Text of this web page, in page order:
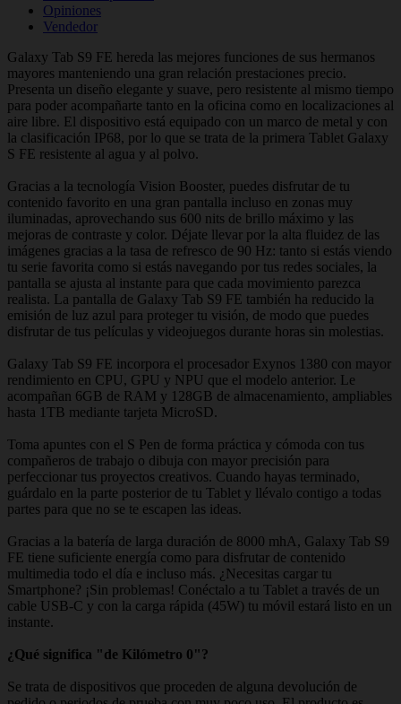
Opiniones
Vendedor
Galaxy Tab S9 FE hereda las mejores funciones de sus hermanos
mayores manteniendo una gran relación prestaciones precio.
Presenta un diseño elegante y suave, pero resistente al mismo tiempo
para poder acompañarte tanto en la oficina como en localizaciones al
aire libre. El dispositivo está equipado con un marco de metal y con
la clasificación IP68, por lo que se trata de la primera Tablet Galaxy
S FE resistente al agua y al polvo.
Gracias a la tecnología Vision Booster, puedes disfrutar de tu
contenido favorito en una gran pantalla incluso en zonas muy
iluminadas, aprovechando sus 600 nits de brillo máximo y las
mejoras de contraste y color. Déjate llevar por la alta fluidez de las
imágenes gracias a la tasa de refresco de 90 Hz: tanto si estás viendo
tu serie favorita como si estás navegando por tus redes sociales, la
pantalla se ajusta al instante para que cada movimiento parezca
realista. La pantalla de Galaxy Tab S9 FE también ha reducido la
emisión de luz azul para proteger tu visión, de modo que puedes
disfrutar de tus películas y videojuegos durante horas sin molestias.
Galaxy Tab S9 FE incorpora el procesador Exynos 1380 con mayor
rendimiento en CPU, GPU y NPU que el modelo anterior. Le
acompañan 6GB de RAM y 128GB de almacenamiento, ampliables
hasta 1TB mediante tarjeta MicroSD.
Toma apuntes con el S Pen de forma práctica y cómoda con tus
compañeros de trabajo o dibuja con mayor precisión para
perfeccionar tus proyectos creativos. Cuando hayas terminado,
guárdalo en la parte posterior de tu Tablet y llévalo contigo a todas
partes para que no se te escapen las ideas.
Gracias a la batería de larga duración de 8000 mhA, Galaxy Tab S9
FE tiene suficiente energía como para disfrutar de contenido
multimedia todo el día e incluso más. ¿Necesitas cargar tu
Smartphone? ¡Sin problemas! Conéctalo a tu Tablet a través de un
cable USB-C y con la carga rápida (45W) tu móvil estará listo en un
instante.
¿Qué significa "de Kilómetro 0"?
Se trata de dispositivos que proceden de alguna devolución de